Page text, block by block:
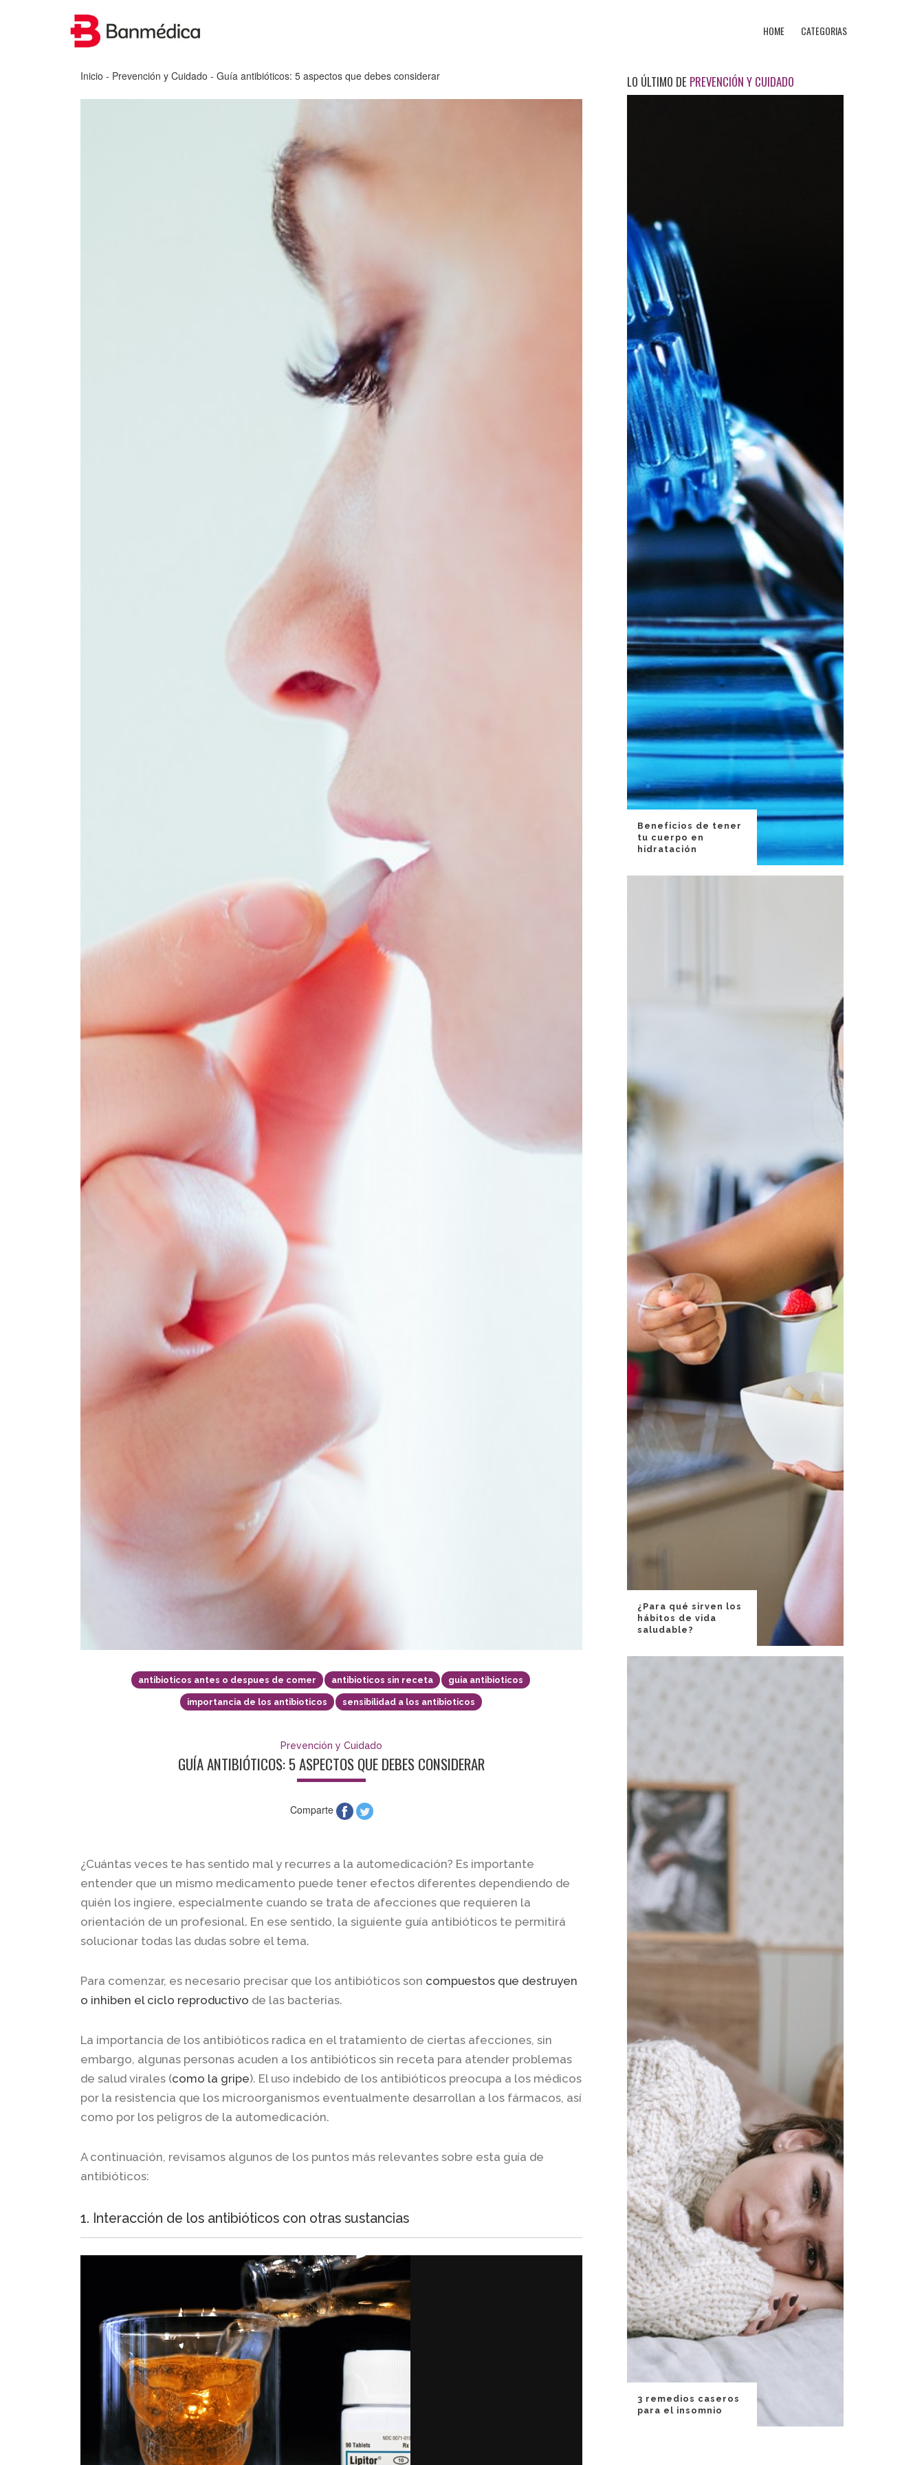
HOME CATEGORIAS
Inicio - Prevención y Cuidado - Guía antibióticos: 5 aspectos que debes considerar
antibioticos antes o despues de comer antibioticos sin receta guia antibioticos
importancia de los antibioticos sensibilidad a los antibioticos
Prevención y Cuidado
GUÍA ANTIBIÓTICOS: 5 ASPECTOS QUE DEBES CONSIDERAR
Comparte
¿Cuántas veces te has sentido mal y recurres a la automedicación? Es importante
entender que un mismo medicamento puede tener efectos diferentes dependiendo de
quién los ingiere, especialmente cuando se trata de afecciones que requieren la
orientación de un profesional. En ese sentido, la siguiente guía antibióticos te permitirá
solucionar todas las dudas sobre el tema.
Para comenzar, es necesario precisar que los antibióticos son compuestos que destruyen
o inhiben el ciclo reproductivo de las bacterias.
La importancia de los antibióticos radica en el tratamiento de ciertas afecciones, sin
embargo, algunas personas acuden a los antibióticos sin receta para atender problemas
de salud virales (como la gripe). El uso indebido de los antibióticos preocupa a los médicos
por la resistencia que los microorganismos eventualmente desarrollan a los fármacos, así
como por los peligros de la automedicación.
A continuación, revisamos algunos de los puntos más relevantes sobre esta guía de
antibióticos:
1. Interacción de los antibióticos con otras sustancias
LO ÚLTIMO DE PREVENCIÓN Y CUIDADO
Beneficios de tener
tu cuerpo en
hidratación
¿Para qué sirven los
hábitos de vida
saludable?
3 remedios caseros
para el insomnio